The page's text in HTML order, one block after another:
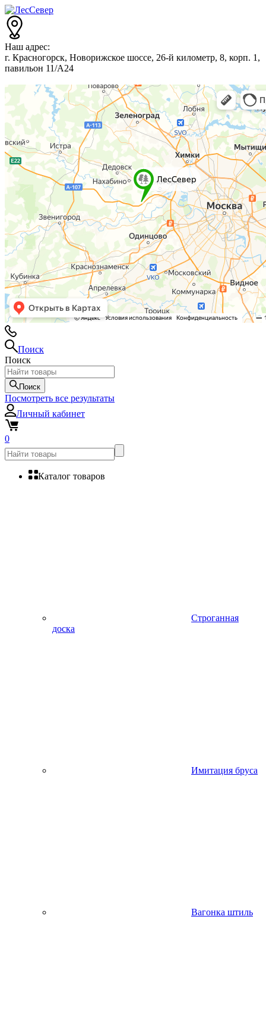
Наш адрес:
г. Красногорск, Новорижское шоссе, 26-й километр, 8, корп. 1,
павильон 11/А24
Поиск
Поиск
Поиск
Посмотреть все результаты
Личный кабинет
0
Каталог товаров
Строганная
доска
Имитация бруса
Вагонка штиль